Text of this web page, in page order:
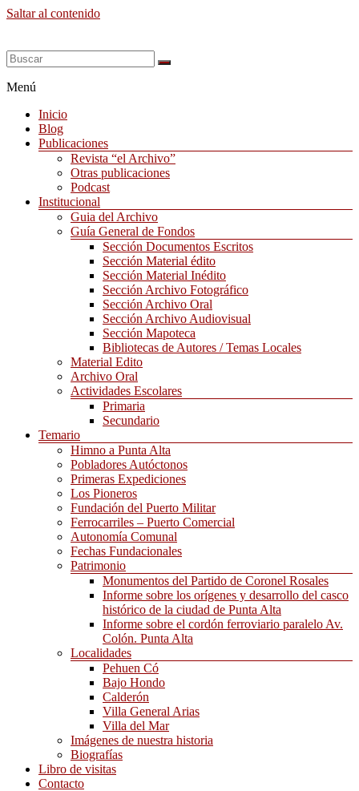
Saltar al contenido
Menú
Inicio
Blog
Publicaciones
Revista “el Archivo”
Otras publicaciones
Podcast
Institucional
Guia del Archivo
Guía General de Fondos
Sección Documentos Escritos
Sección Material édito
Sección Material Inédito
Sección Archivo Fotográfico
Sección Archivo Oral
Sección Archivo Audiovisual
Sección Mapoteca
Bibliotecas de Autores / Temas Locales
Material Edito
Archivo Oral
Actividades Escolares
Primaria
Secundario
Temario
Himno a Punta Alta
Pobladores Autóctonos
Primeras Expediciones
Los Pioneros
Fundación del Puerto Militar
Ferrocarriles – Puerto Comercial
Autonomía Comunal
Fechas Fundacionales
Patrimonio
Monumentos del Partido de Coronel Rosales
Informe sobre los orígenes y desarrollo del casco
histórico de la ciudad de Punta Alta
Informe sobre el cordón ferroviario paralelo Av.
Colón. Punta Alta
Localidades
Pehuen Có
Bajo Hondo
Calderón
Villa General Arias
Villa del Mar
Imágenes de nuestra historia
Biografías
Libro de visitas
Contacto